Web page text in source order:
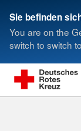
Sie befinden
You are on the
switch to switch